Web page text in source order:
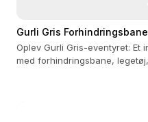
Gurli Gris Forhindringsbane
Oplev Gurli Gris-eventyret: Et
med forhindringsbane,